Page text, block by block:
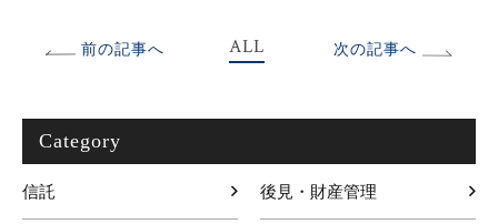
前の記事へ ALL 次の記事へ
Category
信託 後見・財産管理